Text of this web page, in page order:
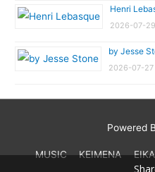
Henri
2026-07-29
by Jesse
2026-07-27
Powered
MUSIC ΚΕΙΜΕΝΑ